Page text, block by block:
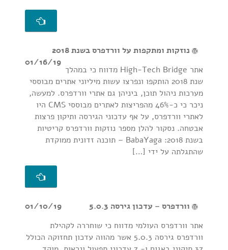
נוזקות ומתקפות על וורדפרס בשנת 2018
01/16/19
אתר High-Tech Bridge מדווח כי במהלך
שנת 2018 הותקפו ונפרצו עשות מיליוני אתרים מבוססי
מערכות ניהול תוכן, ביניהן גם אתרי וורדפרס. למעשה,
ניכר כי כ-46% מהפריצות לאתרים מבוססי CMS היו
לאתרי וורדפרס, על אף עדכוני הגירסה ותיקון פרצות
אבטחה. נסקור להלן מספר נוזקות וורדפרס קריטיות
בשנת 2018: BabaYaga – תוכנה זדונית ממוקדת
שהתגלתה על ידי […]
וורדפרס – עדכון גירסה 5.0.3
01/10/19
אתר וורדפרס העולמי מדווח כי שוחררה לקהילת
וורדפרס גירסה 5.0.3 אשר מהווה עדכון תחזוקה הכולל